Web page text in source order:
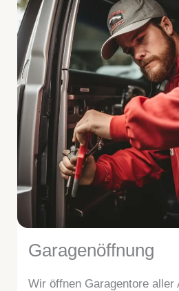
Garagenöffnung
Wir öffnen Garagentore aller